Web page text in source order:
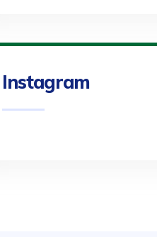
Instagram